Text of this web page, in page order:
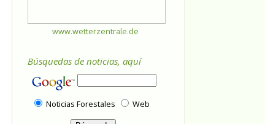
www.wetterzentrale.de
Búsquedas de noticias, aquí
Noticias Forestales Web